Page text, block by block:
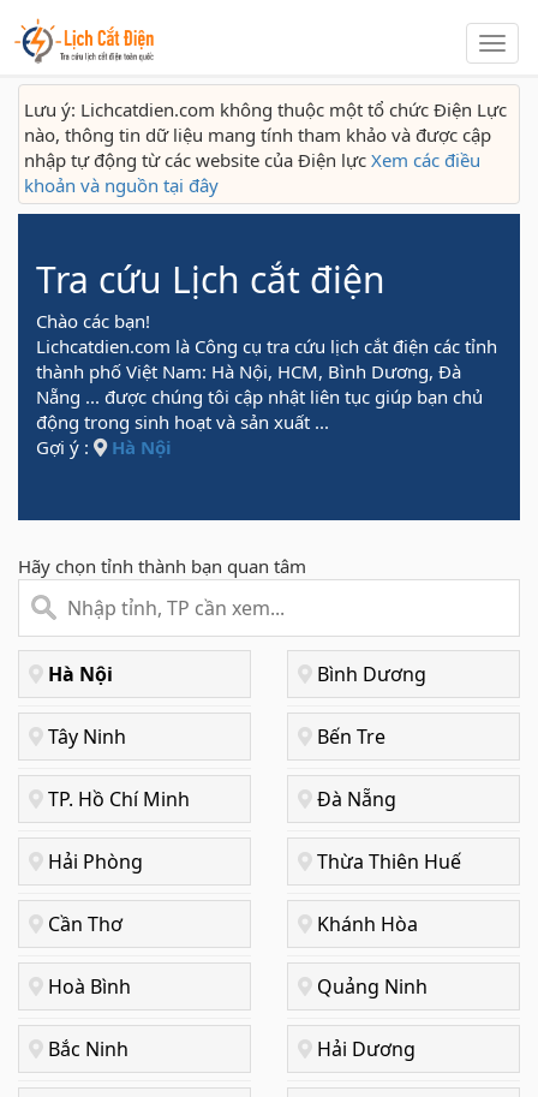
Lịch
cắt
Lưu ý: Lichcatdien.com không thuộc một tổ chức Điện Lực
nào, thông tin dữ liệu mang tính tham khảo và được cập
nhập tự động từ các website của Điện lực Xem các điều
khoản và nguồn tại đây
Tra cứu Lịch cắt điện
Chào các bạn!
Lichcatdien.com là Công cụ tra cứu lịch cắt điện các tỉnh
thành phố Việt Nam: Hà Nội, HCM, Bình Dương, Đà
Nẵng ... được chúng tôi cập nhật liên tục giúp bạn chủ
động trong sinh hoạt và sản xuất ...
Gợi ý :
Hà Nội
Hãy chọn tỉnh thành bạn quan tâm
Hà Nội Bình Dương
Tây Ninh Bến Tre
TP. Hồ Chí Minh Đà Nẵng
Hải Phòng Thừa Thiên Huế
Cần Thơ Khánh Hòa
Hoà Bình Quảng Ninh
Bắc Ninh Hải Dương